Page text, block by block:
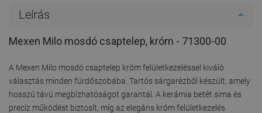
Leírás
Mexen Milo mosdó csaptelep, króm - 71300-00
A Mexen Milo mosdó csaptelep króm felületkezeléssel kiváló
választás minden fürdőszobába. Tartós sárgarézből készült, amely
hosszú távú megbízhatóságot garantál. A kerámia betét sima és
precíz működést biztosít, míg az elegáns króm felületkezelés